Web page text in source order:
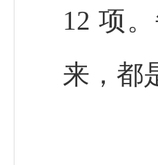
12 项
来，都